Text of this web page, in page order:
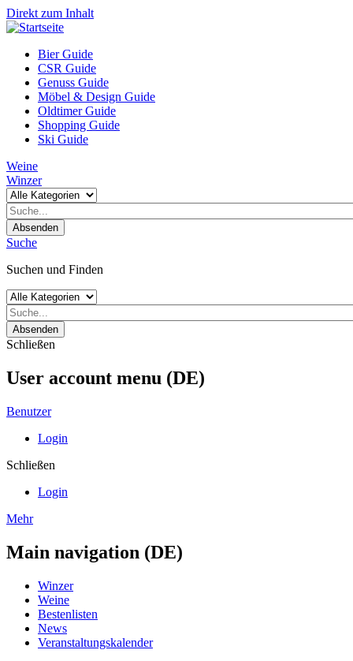
Direkt zum Inhalt
Bier Guide
CSR Guide
Genuss Guide
Möbel & Design Guide
Oldtimer Guide
Shopping Guide
Ski Guide
Weine
Winzer
Absenden
Suche
Suchen und Finden
Absenden
Schließen
User account menu (DE)
Benutzer
Login
Schließen
Login
Mehr
Main navigation (DE)
Winzer
Weine
Bestenlisten
News
Veranstaltungskalender